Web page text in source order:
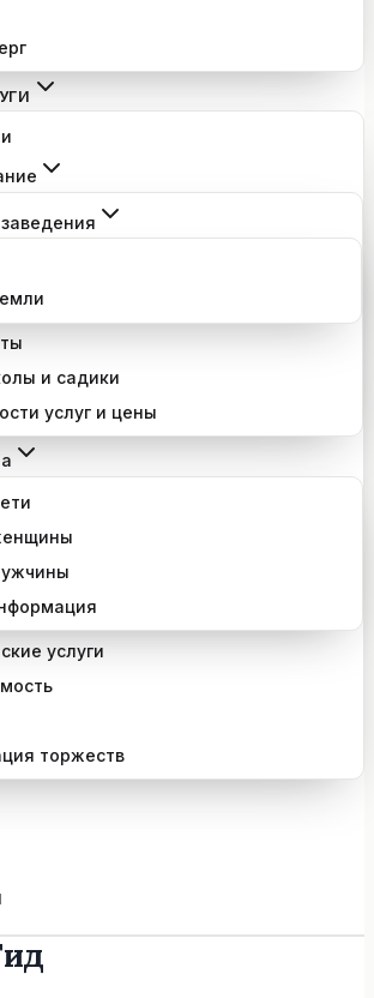
и садики
услуг и цены
услуги
торжеств